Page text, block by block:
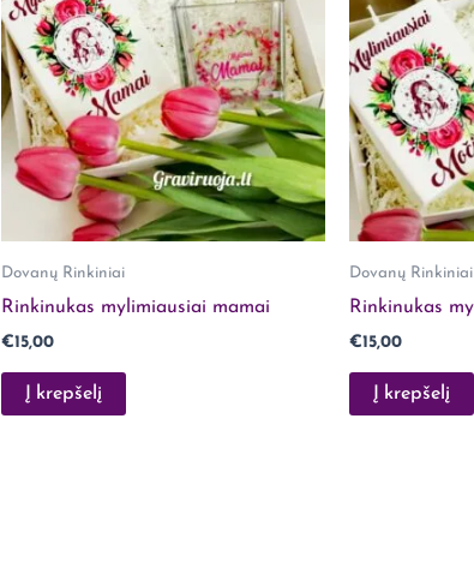
Dovanų Rinkiniai
Rinkinukas mylimiausiai mamai
€15,00
Į krepšelį
Dovanų Rinkiniai
Rinkinukas
€15,00
Į krepšelį